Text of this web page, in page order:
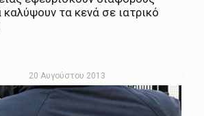
καλύψουν τα κενά σε ιατρικό
20 Αυγούστου 2013